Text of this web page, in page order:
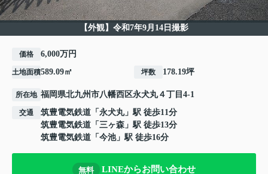
【外観】令和7年9月14日撮影
価格 6,000万円
土地面積589.09㎡ 坪数 178.19坪
所在地 福岡県北九州市八幡西区永犬丸４丁目4-1
交通 筑豊電気鉄道 「 永犬丸」駅 徒歩11分
筑豊電気鉄道 「 三ヶ森 」駅 徒歩13分
筑豊電気鉄道 「 今池」駅 徒歩16分
無料 LINEからお問い合わせ